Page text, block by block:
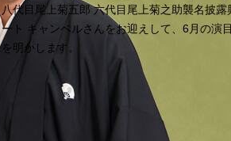
八代目尾上菊五郎 六代目尾上菊之助襲名披
ート キャンベルさんをお迎えして、6月の演
を明かします。